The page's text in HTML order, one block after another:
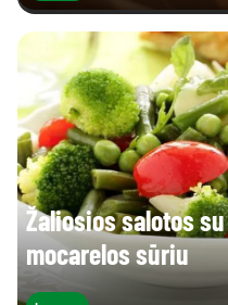
Žaliosios salotos su
mocarelos sūriu